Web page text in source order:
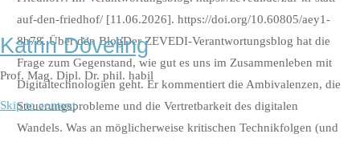
Katrin Döveling
Prof. Mag. Dipl. Dr. phil. habil
Skip to content
auf-den-friedhof/ [11.06.2026]. https://doi.org/10.60805/aey1-
8b78. Über den BlogDer ZEVEDI-Verantwortungsblog hat die
Frage zum Gegenstand, wie gut es uns im Zusammenleben mit
Digitaltechnologien geht. Er kommentiert die Ambivalenzen, die
Steuerungsprobleme und die Vertretbarkeit des digitalen
Wandels. Was an möglicherweise kritischen Technikfolgen (und